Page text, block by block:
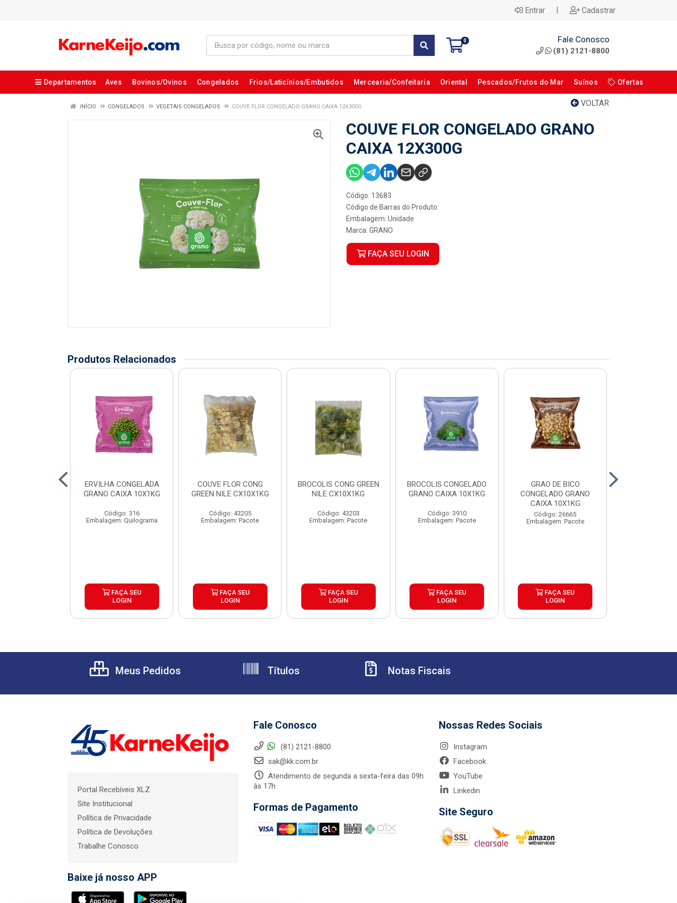
Entrar | Cadastrar
0 Fale Conosco
(81) 2121-8800
Departamentos Aves Bovinos/Ovinos Congelados Frios/Laticínios/Embutidos Mercearia/Confeitaria Oriental Pescados/Frutos do Mar Suínos Ofertas
VOLTAR
INÍCIO CONGELADOS VEGETAIS CONGELADOS COUVE FLOR CONGELADO GRANO CAIXA 12X300G
COUVE FLOR CONGELADO GRANO
CAIXA 12X300G
Código: 13683
Código de Barras do Produto:
Embalagem: Unidade
Marca: GRANO
FAÇA SEU LOGIN
Produtos Relacionados
ERVILHA CONGELADA
GRANO CAIXA 10X1KG
Código: 316
Embalagem: Quilograma
FAÇA SEU
LOGIN
COUVE FLOR CONG
GREEN NILE CX10X1KG
Código: 43205
Embalagem: Pacote
FAÇA SEU
LOGIN
BROCOLIS CONG GREEN
NILE CX10X1KG
Código: 43203
Embalagem: Pacote
FAÇA SEU
LOGIN
BROCOLIS CONGELADO
GRANO CAIXA 10X1KG
Código: 3910
Embalagem: Pacote
FAÇA SEU
LOGIN
GRAO DE BICO
CONGELADO GRANO
CAIXA 10X1KG
Código: 26665
Embalagem: Pacote
FAÇA SEU
LOGIN
Meus Pedidos Títulos Notas Fiscais
Portal Recebíveis XLZ
Site Institucional
Política de Privacidade
Política de Devoluções
Trabalhe Conosco
Baixe já nosso APP
Fale Conosco
(81) 2121-8800
sak@kk.com.br
Atendimento de segunda a sexta-feira das 09h
às 17h
Formas de Pagamento
Nossas Redes Sociais
Instagram
Facebook
YouTube
Linkedin
Site Seguro